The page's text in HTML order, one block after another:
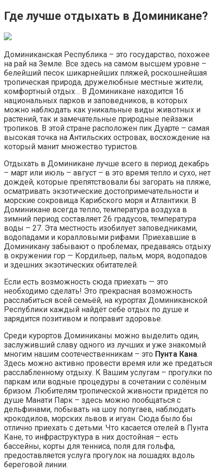
Где лучше отдыхать в Доминикане?
Доминиканская Республика – это государство, похожее
на рай на Земле. Все здесь на самом высшем уровне –
белейший песок шикарнейших пляжей, роскошнейшая
тропическая природа, дружелюбные местные жители,
комфортный отдых… В Доминикане находится 16
национальных парков и заповедников, в которых
можно наблюдать как уникальные виды животных и
растений, так и замечательные природные пейзажи
тропиков. В этой стране расположен пик Дуарте – самая
высокая точка на Антильских островах, восхождение на
который манит множество туристов.
Отдыхать в Доминикане лучше всего в период декабрь
– март или июль – август – в это время тепло и сухо, нет
дождей, которые препятствовали бы загорать на пляже,
осматривать экзотические достопримечательности и
морские сокровища Карибского моря и Атлантики. В
Доминикане всегда тепло, температура воздуха в
зимний период составляет 26 градусов, температура
воды – 27. Эта местность изобилует заповедниками,
водопадами и коралловыми рифами. Приехавшие в
Доминикану забывают о проблемах, предаваясь отдыху
в окружении гор — Кордильер, пальм, моря, водопадов
и здешних экзотических обитателей.
Если есть возможность сюда приехать — это
необходимо сделать! Это прекрасная возможность
расслабиться всей семьёй, на курортах Доминиканской
Республики каждый найдёт себе отдых по душе и
зарядится позитивом и поправит здоровье.
Среди курортов Доминиканы можно выделить один,
заслуживший славу одного из лучших и уже знакомый
многим нашим соотечественникам – это Пунта Кана.
Здесь можно активно провести время или же предаться
расслабленному отдыху. К Вашим услугам – прогулки по
паркам или водные процедуры в сочетании с солёным
бризом. Любителям тропической живности придётся по
душе Манати Парк – здесь можно пообщаться с
дельфинами, побывать на шоу попугаев, наблюдать
крокодилов, морских львов и игуан. Сюда было бы
отлично приехать с детьми. Что касается отелей в Пунта
Кане, то инфраструктура в них достойная – есть
бассейны, корты для тенниса, поля для гольфа,
предоставляется услуга прогулок на лошадях вдоль
береговой линии.